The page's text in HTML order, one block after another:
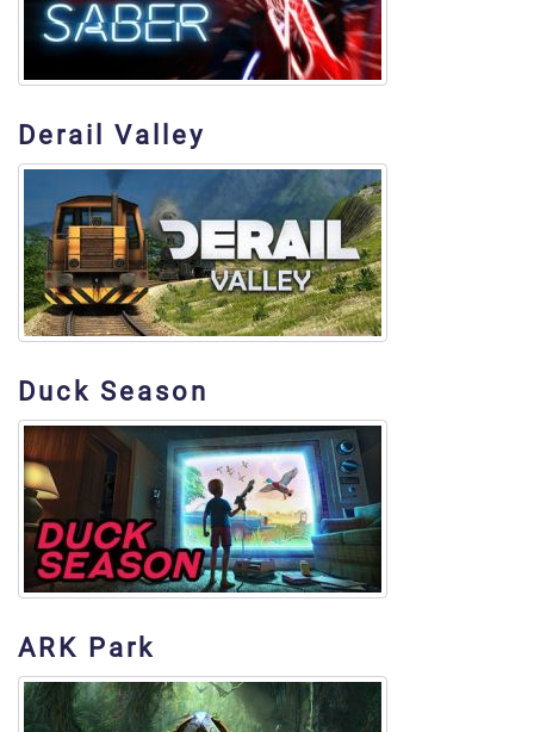
Derail Valley
Duck Season
ARK Park